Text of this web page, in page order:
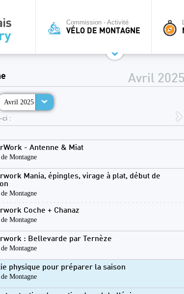
Commission - Activité
VÉLO DE MONTAGNE
Avril 2025
Avril 2025
ci :
- Antenne & Miat
Montagne
Mania, épingles, virage à plat, début de
Montagne
Coche + Chanaz
Montagne
: Bellevarde par Ternèze
Montagne
physique pour préparer la saison
Montagne